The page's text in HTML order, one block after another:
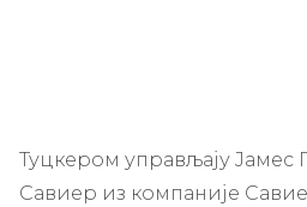
Туцкером управљају Јамес
Савиер из компаније